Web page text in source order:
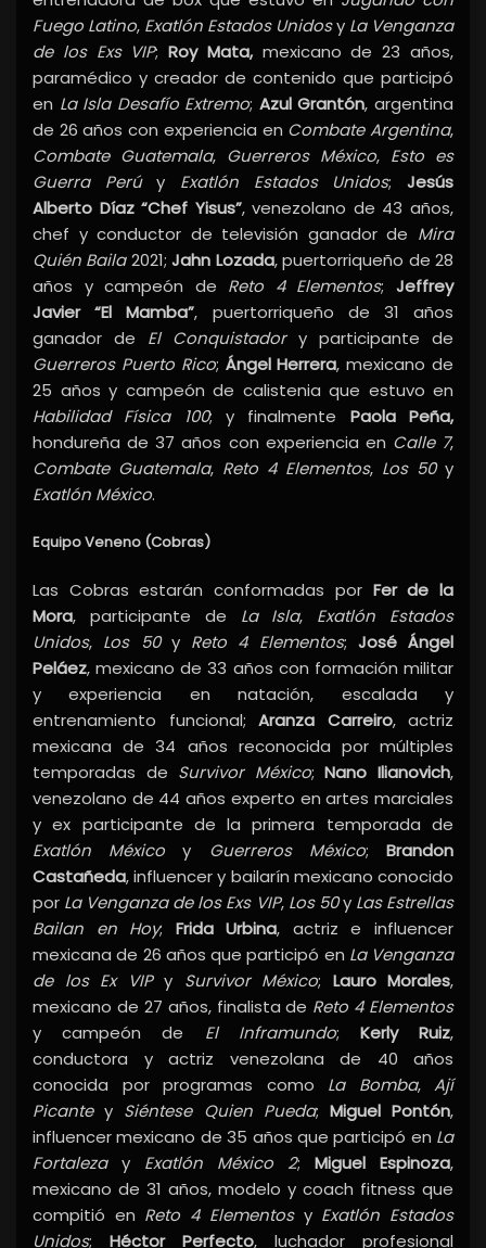
Fuego Latino, Exatlón Estados Unidosy La Venganza
de los Exs VIP;Roy Mata,mexicano de 23 años,
paramédico y creador de contenido que participó
en La Isla Desafío Extremo; Azul Grantón, argentina
de 26 años con experiencia en Combate Argentina,
Combate Guatemala, Guerreros México, Esto es
Guerra Perúy Exatlón Estados Unidos; Jesús
Alberto Díaz “Chef Yisus”, venezolano de 43 años,
chef y conductor de televisión ganador de Mira
Quién Baila2021;Jahn Lozada, puertorriqueño de 28
años y campeón de Reto 4 Elementos;Jeffrey
Javier “El Mamba”, puertorriqueño de 31 años
ganador de El Conquistadory participante de
Guerreros Puerto Rico; Ángel Herrera, mexicano de
25 años y campeón de calistenia que estuvo en
Habilidad Física 100; y finalmente Paola Peña,
hondureña de 37 años con experiencia en Calle 7,
Combate Guatemala, Reto 4 Elementos, Los 50y
Exatlón México.
Equipo Veneno (Cobras)
Las Cobras estarán conformadas por Fer de la
Mora, participante de La Isla, Exatlón Estados
Unidos, Los 50y Reto 4 Elementos; José Ángel
Peláez, mexicano de 33 años con formación militar
y experiencia en natación, escalada y
entrenamiento funcional; Aranza Carreiro, actriz
mexicana de 34 años reconocida por múltiples
temporadas de Survivor México; Nano Ilianovich,
venezolano de 44 años experto en artes marciales
y ex participante de la primera temporada de
Exatlón México y Guerreros México;Brandon
Castañeda, influencer y bailarín mexicano conocido
por La Venganza de los Exs VIP, Los 50y Las Estrellas
Bailan en Hoy; Frida Urbina, actriz e influencer
mexicana de 26 años que participó en La Venganza
de los Ex VIPy Survivor México; Lauro Morales,
mexicano de 27 años, finalista de Reto 4 Elementos
y campeón de El Inframundo; Kerly Ruiz,
conductora y actriz venezolana de 40 años
conocida por programas como La Bomba, Ají
Picantey Siéntese Quien Pueda; Miguel Pontón,
influencer mexicano de 35 años que participó en La
Fortalezay Exatlón México 2; Miguel Espinoza,
mexicano de 31 años, modelo y coach fitness que
compitió en Reto 4 Elementosy Exatlón Estados
Unidos; Héctor Perfecto, luchador profesional